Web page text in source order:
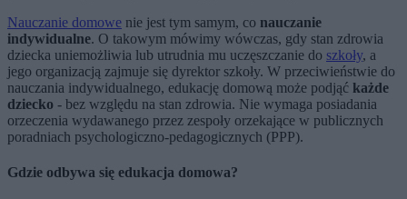
Nauczanie domowe nie jest tym samym, co nauczanie
indywidualne. O takowym mówimy wówczas, gdy stan zdrowia
dziecka uniemożliwia lub utrudnia mu uczęszczanie do szkoły, a
jego organizacją zajmuje się dyrektor szkoły. W przeciwieństwie do
nauczania indywidualnego, edukację domową może podjąć każde
dziecko - bez względu na stan zdrowia. Nie wymaga posiadania
orzeczenia wydawanego przez zespoły orzekające w publicznych
poradniach psychologiczno-pedagogicznych (PPP).
Gdzie odbywa się edukacja domowa?